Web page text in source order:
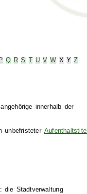
P Q R S U V W X Y Z
innerhalb der
unbefristeter Aufenthaltstitel
die Stadtverwaltung